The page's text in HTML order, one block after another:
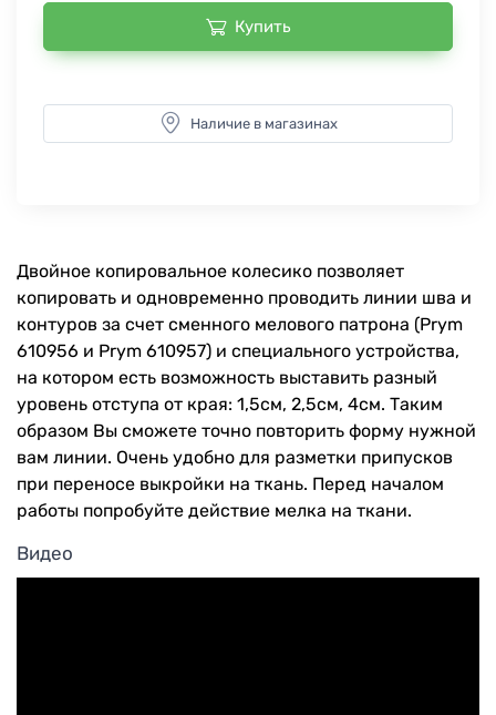
Купить
Наличие в магазинах
Двойное копировальное колесико позволяет
копировать и одновременно проводить линии шва и
контуров за счет сменного мелового патрона (Prym
610956 и Prym 610957) и специального устройства,
на котором есть возможность выставить разный
уровень отступа от края: 1,5см, 2,5см, 4см. Таким
образом Вы сможете точно повторить форму нужной
вам линии. Очень удобно для разметки припусков
при переносе выкройки на ткань. Перед началом
работы попробуйте действие мелка на ткани.
Видео